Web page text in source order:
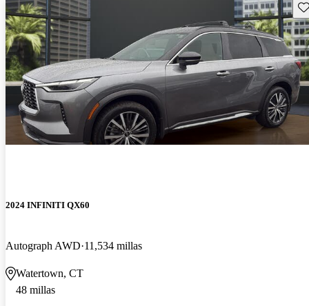
2024 INFINITI QX60
Autograph AWD 11,534 millas
Watertown, CT
48 millas